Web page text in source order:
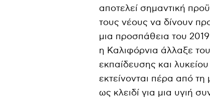
αποτελεί σημαντική
τους νέους να δίνουν
μια προσπάθεια του
η Καλιφόρνια άλλαξε
εκπαίδευσης και
εκτείνονται πέρα ​​από
ως κλειδί για μια υγιή